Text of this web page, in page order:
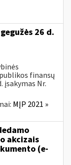
26 d.
finansų
įsakymas Nr.
MĮP 2021 »
akcizais
(e-